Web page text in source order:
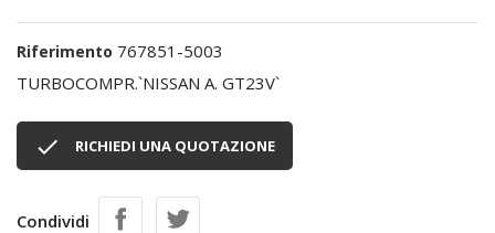
Riferimento 767851-5003
TURBOCOMPR.`NISSAN A. GT23V`
 RICHIEDI UNA QUOTAZIONE
Condividi